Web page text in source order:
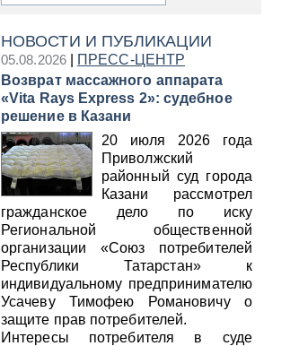
НОВОСТИ И ПУБЛИКАЦИИ
05.08.2026|
ПРЕСС-ЦЕНТР
Возврат массажного аппарата
«Vita Rays Express 2»: судебное
решение в Казани
20 июля 2026 года
Приволжский
районный суд города
Казани рассмотрел
гражданское дело по иску
Региональной общественной
организации «Союз потребителей
Республики Татарстан» к
индивидуальному предпринимателю
Усачеву Тимофею Романовичу о
защите прав потребителей.
Интересы потребителя в суде